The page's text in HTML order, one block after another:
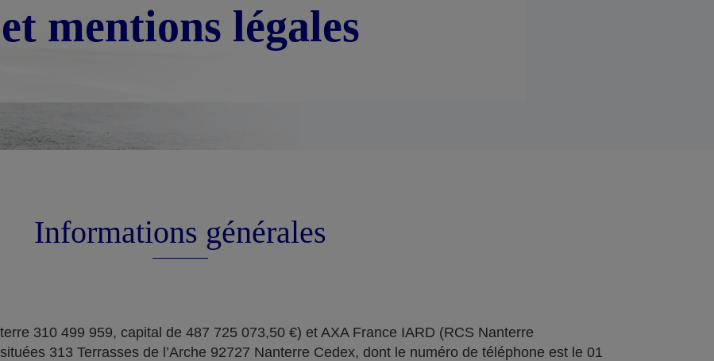
et mentions légales
Informations générales
310 499 959, capital de 487 725 073,50 €) et AXA France IARD (RCS Nanterre
313 Terrasses de l’Arche 92727 Nanterre Cedex, dont le numéro de téléphone est le 01